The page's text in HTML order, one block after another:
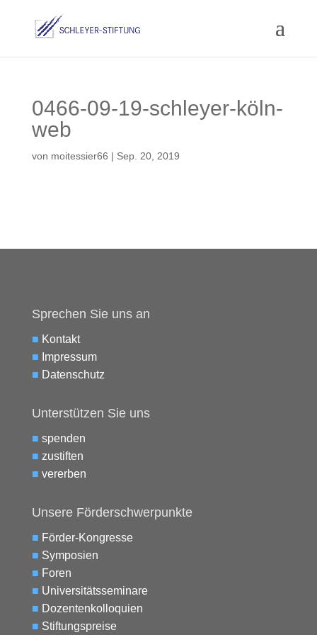
0466-09-19-schleyer-köln-
web
von moitessier66 | Sep. 20, 2019
Sprechen Sie uns an
■ Kontakt
■ Impressum
■ Datenschutz
Unterstützen Sie uns
■ spenden
■ zustiften
■ vererben
Unsere Förderschwerpunkte
■ Förder-Kongresse
■ Symposien
■ Foren
■ Universitätsseminare
■ Dozentenkolloquien
■ Stiftungspreise